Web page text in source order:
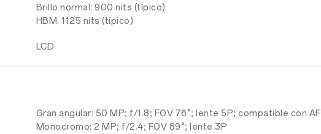
Brillo normal: 900 nits (típico)
HBM: 1125 nits (típico)
LCD
Gran angular: 50 MP; f/1.8; FOV 76°; lente 5P; compatible con AF
Monocromo: 2 MP; f/2.4; FOV 89°; lente 3P